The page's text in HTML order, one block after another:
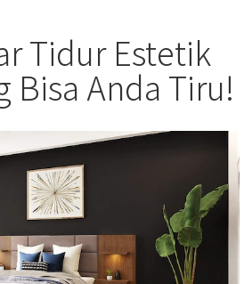
Tidur Estetik
Bisa Anda Tiru!